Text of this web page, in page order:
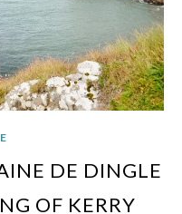
DE DINGLE
OF KERRY